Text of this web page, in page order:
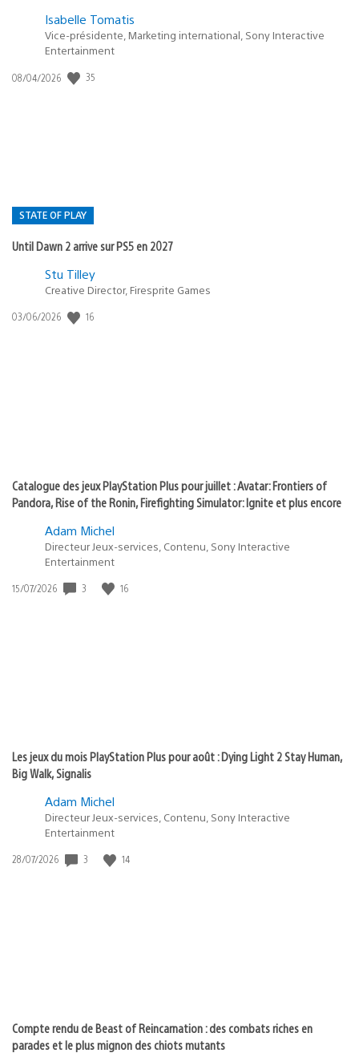
Isabelle Tomatis
Vice-présidente, Marketing international, Sony Interactive
Entertainment
Date
08/04/2026 35
STATE OF PLAY
Until Dawn 2 arrive sur PS5 en 2027
Postée
:
Stu Tilley
Creative Director, Firesprite Games
Date
03/06/2026 16
Catalogue des jeux PlayStation Plus pour juillet : Avatar: Frontiers of
Pandora, Rise of the Ronin, Firefighting Simulator: Ignite et plus encore
Adam Michel
Directeur Jeux-services, Contenu, Sony Interactive
Entertainment
Date
15/07/2026 3 16
Les jeux du mois PlayStation Plus pour août : Dying Light 2 Stay Human,
Big Walk, Signalis
Adam Michel
Directeur Jeux-services, Contenu, Sony Interactive
Entertainment
Date
28/07/2026 3 14
Compte rendu de Beast of Reincarnation : des combats riches en
parades et le plus mignon des chiots mutants